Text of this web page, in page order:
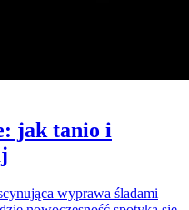
jak tanio i
wyprawa śladami